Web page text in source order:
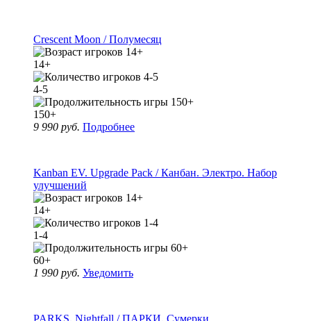
Crescent Moon / Полумесяц
14+
4-5
150+
9 990 руб. Подробнее
Kanban EV. Upgrade Pack / Канбан. Электро. Набор
улучшений
14+
1-4
60+
1 990 руб. Уведомить
PARKS. Nightfall / ПАРКИ. Сумерки